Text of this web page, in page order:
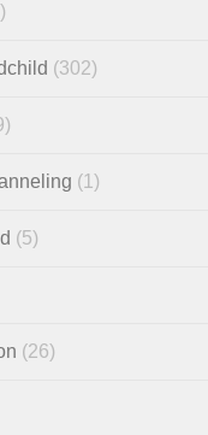
(302)
(1)
(5)
(26)